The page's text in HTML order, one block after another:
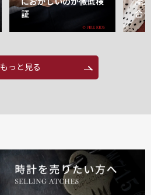
証
合
もっと見る